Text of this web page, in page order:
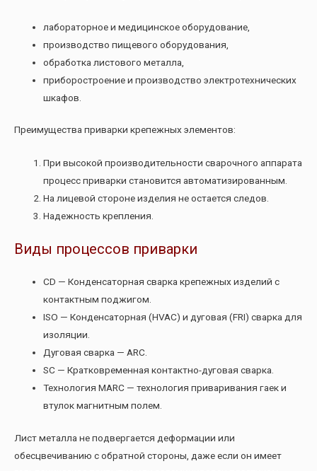
лабораторное и медицинское оборудование,
производство пищевого оборудования,
обработка листового металла,
приборостроение и производство электротехнических
шкафов.
Преимущества приварки крепежных элементов:
При высокой производительности сварочного аппарата
процесс приварки становится автоматизированным.
На лицевой стороне изделия не остается следов.
Надежность крепления.
Виды процессов приварки
CD — Конденсаторная сварка крепежных изделий с
контактным поджигом.
ISO — Конденсаторная (HVAC) и дуговая (FRI) сварка для
изоляции.
Дуговая сварка — ARC.
SC — Кратковременная контактно-дуговая сварка.
Технология MARC — технология приваривания гаек и
втулок магнитным полем.
Лист металла не подвергается деформации или
обесцвечиванию с обратной стороны, даже если он имеет